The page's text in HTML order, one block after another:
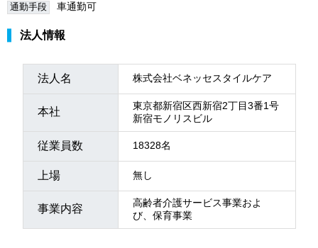
通勤手段 車通勤可
法人情報
法人名 株式会社ベネッセスタイルケア
本社
東京都新宿区西新宿2丁目3番1号
新宿モノリスビル
従業員数 18328名
上場 無し
事業内容
高齢者介護サービス事業およ
び、保育事業